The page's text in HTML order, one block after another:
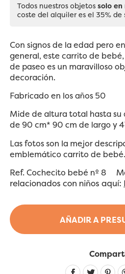
AÑADIR A
Todos nuestros objetos solo
coste del alquiler es el 35% de
Con signos de la edad pero
general, este carrito de
de paseo es un maravilloso
decoración.
Fabricado en los años 50
Mide de altura total hasta su
de 90 cm* 90 cm de largo y
Las fotos son la mejor
emblemático carrito de bebé.
Ref. Cochecito bebé nº 8
relacionados con niños aquí: